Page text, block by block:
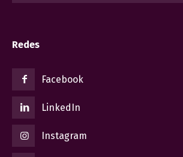
Redes
Facebook
LinkedIn
Instagram